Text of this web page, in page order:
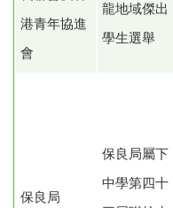
港青年協進
會
龍地域傑出
學生選舉
保良局
保良局屬下
中學第四十